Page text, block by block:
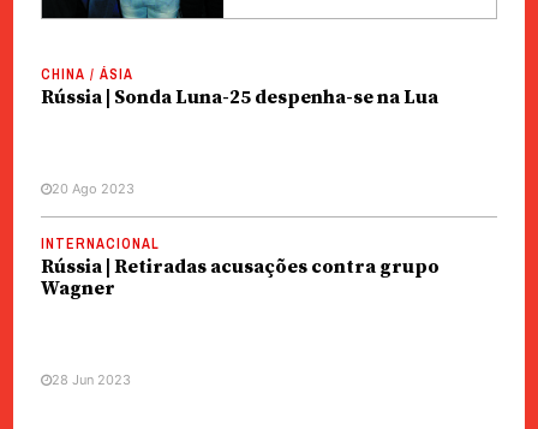
CHINA / ÁSIA
Rússia | Sonda Luna-25 despenha-se na Lua
20 Ago 2023
INTERNACIONAL
Rússia | Retiradas acusações contra grupo
Wagner
28 Jun 2023